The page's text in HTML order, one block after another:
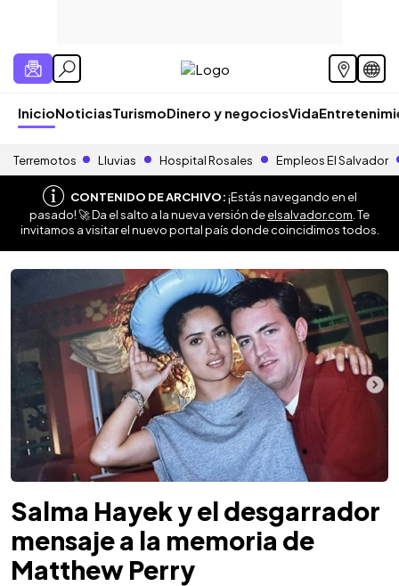
InicioNoticiasTurismoDinero y negociosVida
Terremotos Lluvias Hospital Rosales Empleos El Salvador
CONTENIDO DE ARCHIVO:¡Estás navegando en el
pasado! 🚀 Da el salto a la nueva versión deelsalvador.com . Te
invitamos a visitar el nuevo portal país donde coincidimos todos.
Salma Hayek y el desgarrador
mensaje a la memoria de
Matthew Perry